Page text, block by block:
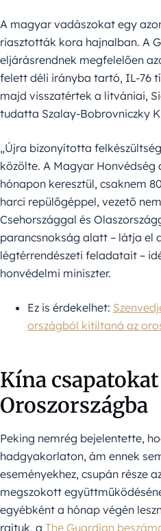
A magyar vadászokat egy
riasztották kora hajnalban. A
eljárásrendnek megfelelően
felett déli irányba tartó, IL-76
majd visszatértek a litvániai,
tudatta Szalay-Bobrovniczky
„Újra bizonyította
közölte. A Magyar Honvédség
hónapon keresztül, csaknem
harci repülőgéppel, vezető
Csehországgal és
parancsnokság alatt – látja el
légtérrendészeti feladatait –
honvédelmi miniszter.
Ez is érdekelhet:
országból kitiltaná az
Kína
Oroszországba
Peking nemrég bejelentette,
hadgyakorlaton, ám ennek
eseményekhez, csupán része
megszokott
egyébként a hónap végén
rajtuk, a The Guardian